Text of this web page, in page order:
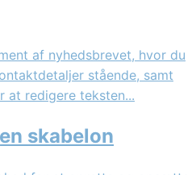
af nyhedsbrevet, hvor du
stående, samt
at redigere teksten...
skabelon